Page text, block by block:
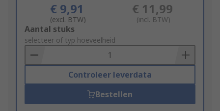
€ 9,91
(excl. BTW)
€ 11,99
(incl. BTW)
Add
to
Basket
Aantal stuks
selecteer of typ hoeveelheid
Controleer leverdata
Bestellen